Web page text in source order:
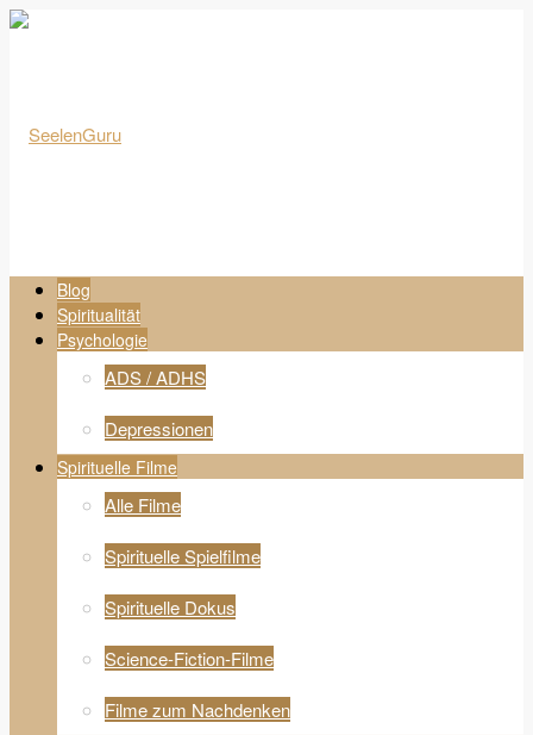
Blog
Spiritualität
Psychologie
ADS / ADHS
Depressionen
Spirituelle Filme
Alle Filme
Spirituelle Spielfilme
Spirituelle Dokus
Science-Fiction-Filme
Filme zum Nachdenken